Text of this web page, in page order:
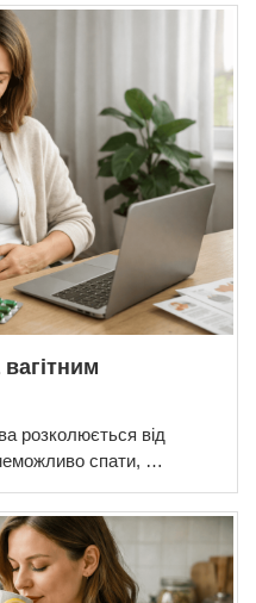
розколюється від
спати, …